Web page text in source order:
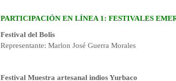
PARTICIPACIÓN EN LÍNEA 1: FESTIVALES
Festival del Bolis
Representante: Marlon José Guerra Morales
Festival Muestra artesanal indios Yurbaco